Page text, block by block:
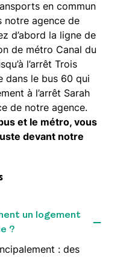
en commun
notre agence de
d’abord la ligne de
de métro Canal du
l’arrêt Trois
dans le bus 60 qui
à l’arrêt Sarah
de notre agence.
et le métro, vous
devant notre
un logement
?
: des